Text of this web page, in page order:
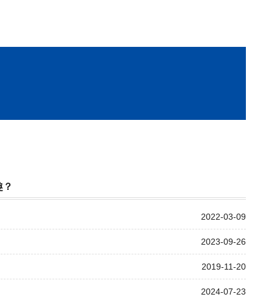
2022-03-09
2023-09-26
2019-11-20
2024-07-23